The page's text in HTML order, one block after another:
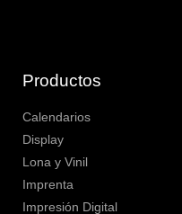
Productos
Calendarios
Display
Lona y Vinil
Imprenta
Impresión Digital